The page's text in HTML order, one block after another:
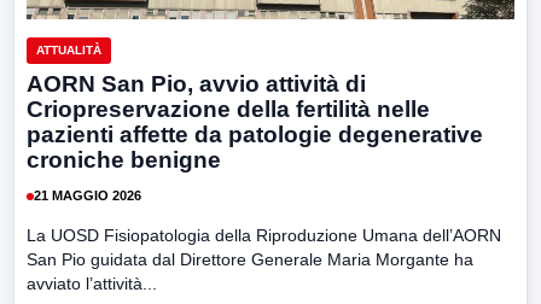
ATTUALITÀ
AORN San Pio, avvio attività di
Criopreservazione della fertilità nelle
pazienti affette da patologie degenerative
croniche benigne
21 MAGGIO 2026
La UOSD Fisiopatologia della Riproduzione Umana dell’AORN
San Pio guidata dal Direttore Generale Maria Morgante ha
avviato l’attività...